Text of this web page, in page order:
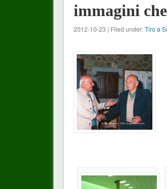
immagini
2012-10-23 | Filed under:Tiro a